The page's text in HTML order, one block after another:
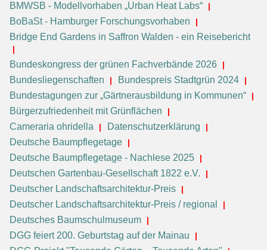
BMWSB - Modellvorhaben „Urban Heat Labs“
BoBaSt - Hamburger Forschungsvorhaben
Bridge End Gardens in Saffron Walden - ein Reisebericht
Bundeskongress der grünen Fachverbände 2026
Bundesliegenschaften
Bundespreis Stadtgrün 2024
Bundestagungen zur „Gärtnerausbildung in Kommunen“
Bürgerzufriedenheit mit Grünflächen
Cameraria ohridella
Datenschutzerklärung
Deutsche Baumpflegetage
Deutsche Baumpflegetage - Nachlese 2025
Deutschen Gartenbau-Gesellschaft 1822 e.V.
Deutscher Landschaftsarchitektur-Preis
Deutscher Landschaftsarchitektur-Preis / regional
Deutsches Baumschulmuseum
DGG feiert 200. Geburtstag auf der Mainau